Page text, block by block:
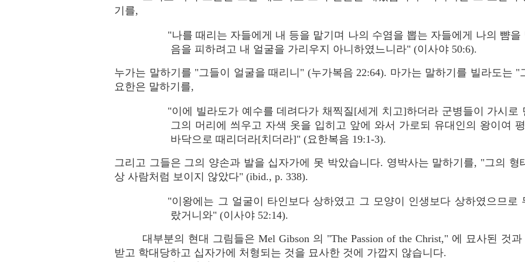
기를,
"나를 때리는 자들에게 내 등을 맡기며 나의 수염을 뽑는 자들에게 나의 뺨을
음을 피하려고 내 얼굴을 가리우지 아니하였느니라" (이사야 50:6).
누가는 말하기를 "그들이 얼굴을 때리니" (누가복음 22:64). 마가는 말하기를 빌라도는 "
요한은 말하기를,
"이에 빌라도가 예수를 데려다가 채찍질[세게 치고]하더라 군병들이 가시로
그의 머리에 씌우고 자색 옷을 입히고 앞에 와서 가로되 유대인의 왕이여
바닥으로 때리더라[치더라]" (요한복음 19:1-3).
그리고 그들은 그의 양손과 발을 십자가에 못 박았습니다. 영박사는 말하기를, "그의
상 사람처럼 보이지 않았다" (ibid., p. 338).
"이왕에는 그 얼굴이 타인보다 상하였고 그 모양이 인생보다 상하였으므로
랐거니와" (이사야 52:14).
대부분의 현대 그림들은 Mel Gibson 의 "The Passion of the Christ," 에 묘사된 것
받고 학대당하고 십자가에 처형되는 것을 묘사한 것에 가깝지 않습니다.